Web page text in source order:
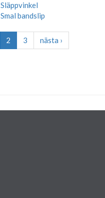
Släppvinkel
Smal bandslip
2 3
nästa ›